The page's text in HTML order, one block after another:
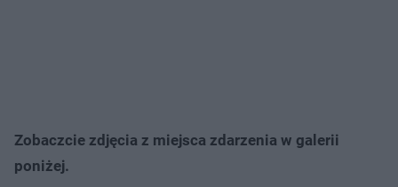
Zobaczcie zdjęcia z miejsca zdarzenia w galerii
poniżej.